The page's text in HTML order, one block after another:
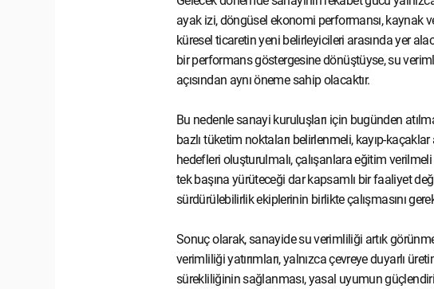
ayak izi, döngüsel ekonomi performansı, kaynak
küresel ticaretin yeni belirleyicileri arasında yer
bir performans göstergesine dönüştüyse, su
açısından aynı öneme sahip olacaktır.
Bu nedenle sanayi kuruluşları için bugünden
bazlı tüketim noktaları belirlenmeli, kayıp-
hedefleri oluşturulmalı, çalışanlara eğitim
tek başına yürüteceği dar kapsamlı bir faaliyet
sürdürülebilirlik ekiplerinin birlikte çalışmasını
Sonuç olarak, sanayide su verimliliği artık
verimliliği yatırımları, yalnızca çevreye duyarlı
sürekliliğinin sağlanması, yasal uyumun